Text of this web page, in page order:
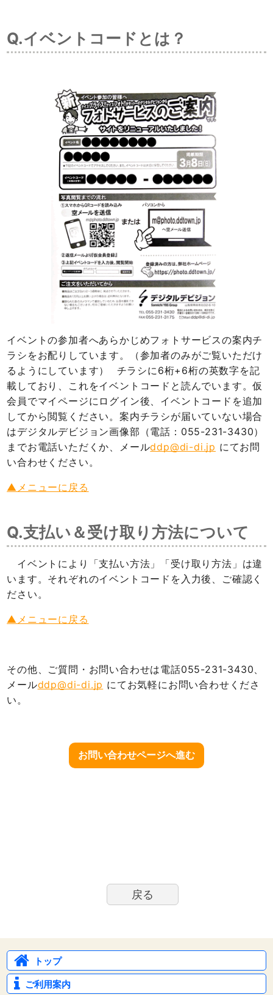
Q.イベントコードとは？
イベントの参加者へあらかじめフォトサービスの案内チ
ラシをお配りしています。（参加者のみがご覧いただけ
るようにしています）  チラシに6桁+6桁の英数字を記
載しており、これをイベントコードと読んでいます。仮
会員でマイページにログイン後、イベントコードを追加
してから閲覧ください。案内チラシが届いていない場合
はデジタルデビジョン画像部（電話：055-231-3430）
までお電話いただくか、メールddp@di-di.jp にてお問
い合わせください。
▲メニューに戻る
Q.支払い＆受け取り方法について
イベントにより「支払い方法」「受け取り方法」は違
います。それぞれのイベントコードを入力後、ご確認く
ださい。
▲メニューに戻る
その他、ご質問・お問い合わせは電話055-231-3430、
メールddp@di-di.jp にてお気軽にお問い合わせくださ
い。
お問い合わせページへ進む
戻る
トップ
ご利用案内